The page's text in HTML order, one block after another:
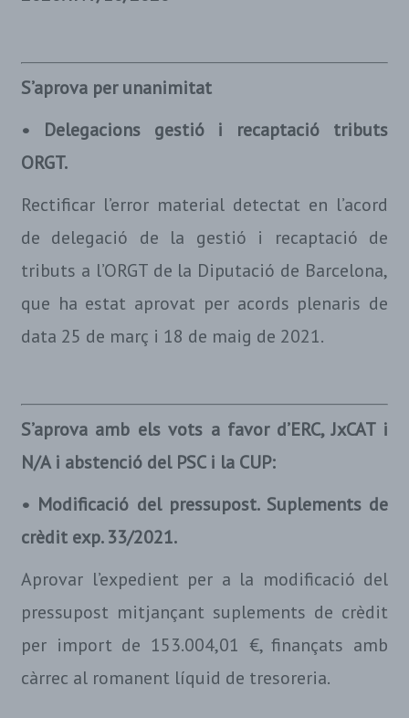
S’aprova per unanimitat
• Delegacions gestió i recaptació tributs
ORGT.
Rectificar l’error material detectat en l’acord
de delegació de la gestió i recaptació de
tributs a l’ORGT de la Diputació de Barcelona,
que ha estat aprovat per acords plenaris de
data 25 de març i 18 de maig de 2021.
S’aprova amb els vots a favor d’ERC, JxCAT i
N/A i abstenció del PSC i la CUP:
• Modificació del pressupost. Suplements de
crèdit exp. 33/2021.
Aprovar l’expedient per a la modificació del
pressupost mitjançant suplements de crèdit
per import de 153.004,01 €, finançats amb
càrrec al romanent líquid de tresoreria.